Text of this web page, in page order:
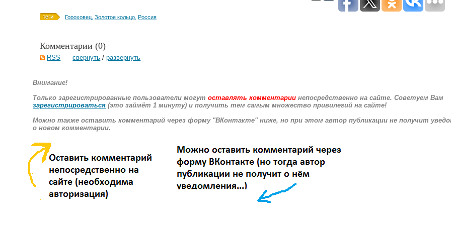
Гороховец ,Золотое кольцо ,Россия
Комментарии (0)
RSS свернуть /развернуть
Внимание!
Только зарегистрированные пользователи могутоставлять комментарии непосредственно на сайте. Советуем Вам
зарегистрироваться (это займёт 1 минуту) и получить тем самым множество привилегий на сайте!
Можно также оставить комментарий через форму "ВКонтакте" ниже, но при этом автор публикации не получит
о новом комментарии.